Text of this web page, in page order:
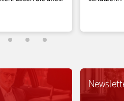
und zu konkreten
und